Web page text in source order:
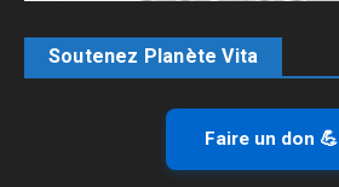
Soutenez Planète Vita
Faire un don 💪